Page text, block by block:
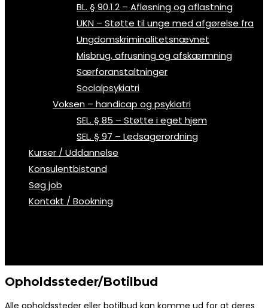
BL. § 90.1.2 – Afløsning og aflastning
UKN – Støtte til unge med afgørelse fra
Ungdomskriminalitetsnævnet
Misbrug, afrusning og afskærmning
Særforanstaltninger
Socialpsykiatri
Voksen – handicap og psykiatri
SEL. § 85 – Støtte i eget hjem
SEL. § 97 – Ledsagerordning
Kurser / Uddannelse
Konsulentbistand
Søg job
Kontakt / Bookning
Opholdssteder/Botilbud